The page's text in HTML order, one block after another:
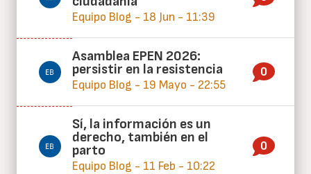
Equipo Blog - 18 Jun - 11:39
Asamblea EPEN 2026:
persistir en la resistencia
Equipo Blog - 19 Mayo - 22:55
0
Sí, la información es un
derecho, también en el
parto
Equipo Blog - 11 Feb - 10:22
0